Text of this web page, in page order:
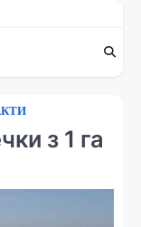
з 1 га